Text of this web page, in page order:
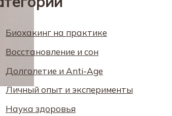
Биохакинг на практике
Восстановление и сон
Долголетие и Anti-Age
Личный опыт и эксперименты
Наука здоровья